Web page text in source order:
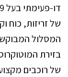
של זריזות, כוח
המסלול
בזירת
של רוכבים